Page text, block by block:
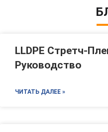
LLDPE Стретч-
Руководство
ЧИТАТЬ ДАЛЕЕ »